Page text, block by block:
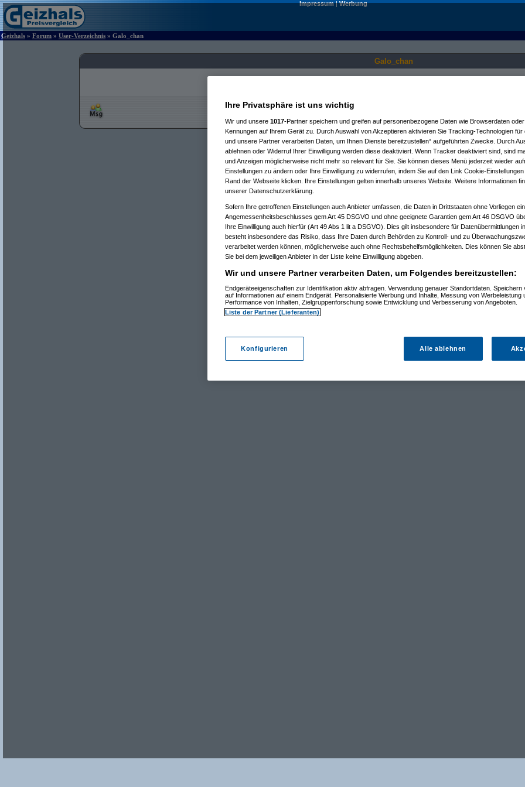
Impressum|Werbung
Geizhals » Forum » User-Verzeichnis » Galo_chan
Galo_chan
Ihre Privatsphäre ist uns wichtig
Wir und unsere 1017-Partner speichern und greifen auf personenbezogene Daten wie Browserdaten
Kennungen auf Ihrem Gerät zu. Durch Auswahl von Akzeptieren aktivieren Sie Tracking-Technologien für
und unsere Partner verarbeiten Daten, um Ihnen Dienste bereitzustellen“ aufgeführten Zwecke. Durch
ablehnen oder Widerruf Ihrer Einwilligung werden diese deaktiviert. Wenn Tracker deaktiviert sind, sind
und Anzeigen möglicherweise nicht mehr so relevant für Sie. Sie können dieses Menü jederzeit wieder
Einstellungen zu ändern oder Ihre Einwilligung zu widerrufen, indem Sie auf den Link Cookie-
Rand der Webseite klicken. Ihre Einstellungen gelten innerhalb unseres Website. Weitere Informationen
unserer Datenschutzerklärung.
Sofern Ihre getroffenen Einstellungen auch Anbieter umfassen, die Daten in Drittstaaten ohne Vorliegen
Angemessenheitsbeschlusses gem Art 45 DSGVO und ohne geeignete Garantien gem Art 46 DSGVO
Ihre Einwilligung auch hierfür (Art 49 Abs 1 lit a DSGVO). Dies gilt insbesondere für Datenübermittlungen
besteht insbesondere das Risiko, dass Ihre Daten durch Behörden zu Kontroll- und zu
verarbeitet werden können, möglicherweise auch ohne Rechtsbehelfsmöglichkeiten. Dies können Sie
Sie bei dem jeweiligen Anbieter in der Liste keine Einwilligung abgeben.
Wir und unsere Partner verarbeiten Daten, um Folgendes bereitzustellen:
Endgeräteeigenschaften zur Identifikation aktiv abfragen. Verwendung genauer Standortdaten. Speichern
auf Informationen auf einem Endgerät. Personalisierte Werbung und Inhalte, Messung von Werbeleistung
Performance von Inhalten, Zielgruppenforschung sowie Entwicklung und Verbesserung von Angeboten.
Liste der Partner (Lieferanten)
Konfigurieren Alle ablehnen